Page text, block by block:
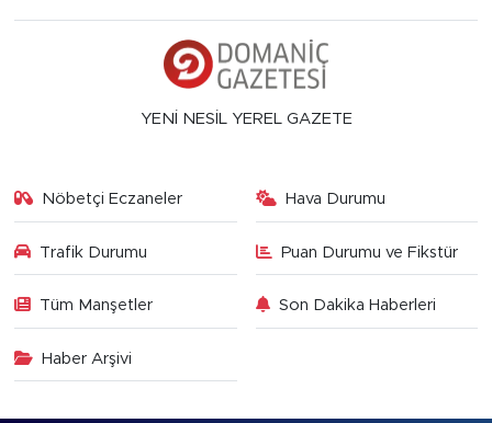
YENİ NESİL YEREL GAZETE
Nöbetçi Eczaneler Hava Durumu
Trafik Durumu Puan Durumu ve Fikstür
Tüm Manşetler Son Dakika Haberleri
Haber Arşivi